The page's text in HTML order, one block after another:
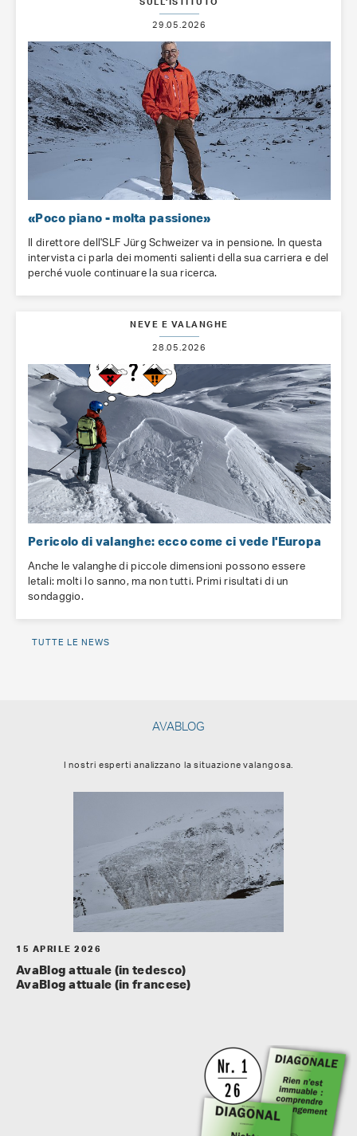
29.05.2026
«Poco piano - molta passione»
Il direttore dell'SLF Jürg Schweizer va in pensione. In questa
intervista ci parla dei momenti salienti della sua carriera e del
perché vuole continuare la sua ricerca.
NEVE E VALANGHE
28.05.2026
Pericolo di valanghe: ecco come ci vede l'Europa
Anche le valanghe di piccole dimensioni possono essere
letali: molti lo sanno, ma non tutti. Primi risultati di un
sondaggio.
TUTTE LE NEWS
AVABLOG
I nostri esperti analizzano la situazione valangosa.
15 APRILE 2026
AvaBlog attuale (in tedesco)
AvaBlog attuale (in francese)